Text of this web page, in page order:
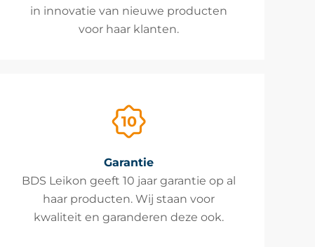
in innovatie van nieuwe producten
voor haar klanten.
Garantie
BDS Leikon geeft 10 jaar garantie op al
haar producten. Wij staan voor
kwaliteit en garanderen deze ook.